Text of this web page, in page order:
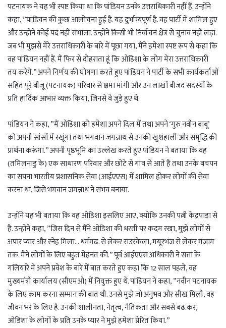
पटनायक ने यह भी स्पष्ट किया था कि पांडियन उनके उत्तराधिकारी नहीं हैं. उन्होंने
कहा, ”पांडियन की कुछ आलोचना हुई है. यह दुर्भाग्यपूर्ण है. वह पार्टी में शामिल हुए
और उन्होंने कोई पद नहीं संभाला. उन्होंने किसी भी निर्वाचन क्षेत्र से चुनाव नहीं लड़ा.
जब भी मुझसे मेरे उत्तराधिकारी के बारे में पूछा गया, मैंने हमेशा स्पष्ट रूप से कहा कि
वह पांडियन नहीं हैं. मैं फिर से दोहराता हूं कि ओडिशा के लोग मेरा उत्तराधिकारी
तय करेंगे.” अपने निर्णय की घोषणा करते हुए पांडियन ने पार्टी के सभी कार्यकर्ताओं
सहित पूरे बीजू (पटनायक) परिवार से क्षमा मांगी और उन लाखों बीजद सदस्यों के
प्रति हार्दिक आभार व्यक्त किया, जिनसे वे जुड़े हुए थे.
पांडियन ने कहा, ”मैं ओडिशा को हमेशा अपने दिल में तथा अपने ‘गुरु नवीन बाबू’
को अपनी सांसों में रखूंगा तथा भगवान जगन्नाथ से उनकी खुशहाली और समृद्धि की
प्रार्थना करूंगा.” अपनी पृष्ठभूमि का उल्लेख करते हुए पांडियन ने बताया कि वह
(तमिलनाडु के) एक साधारण परिवार और छोटे से गांव से आते हैं तथा उनके बचपन
का सपना भारतीय प्रशासनिक सेवा (आईएएस) में शामिल होकर लोगों की सेवा
करना था, जिसे भगवान जगन्नाथ ने संभव बनाया.
उन्होंने यह भी बताया कि वह ओडिशा इसलिए आए, क्योंकि उनकी पत्नी केंद्रपाड़ा से
हैं. उन्होंने कहा, ”जिस दिन से मैंने ओडिशा की धरती पर कदम रखा, मुझे लोगों से
अपार प्यार और स्नेह मिला… धर्मगढ. से लेकर राउरकेला, मयूरभंज से लेकर गंजाम
तक. मैंने लोगों के लिए बहुत मेहनत की.” पूर्व आईएएस अधिकारी ने सत्ता के
गलियारे में अपने प्रवेश के बारे में बात करते हुए कहा कि 12 साल पहले, वह
मुख्यमंत्री कार्यालय (सीएमओ) में नियुक्त हुए थे. पांडियन ने कहा, ”नवीन पटनायक
के लिए काम करना सम्मान की बात थी. उनसे मुझे जो अनुभव और सीख मिली, वह
जीवन भर के लिए है. उनकी शालीनता, नेतृत्व, नैतिकता और सबसे बढ.कर,
ओडिशा के लोगों के प्रति उनके प्यार ने मुझे हमेशा प्रेरित किया.”